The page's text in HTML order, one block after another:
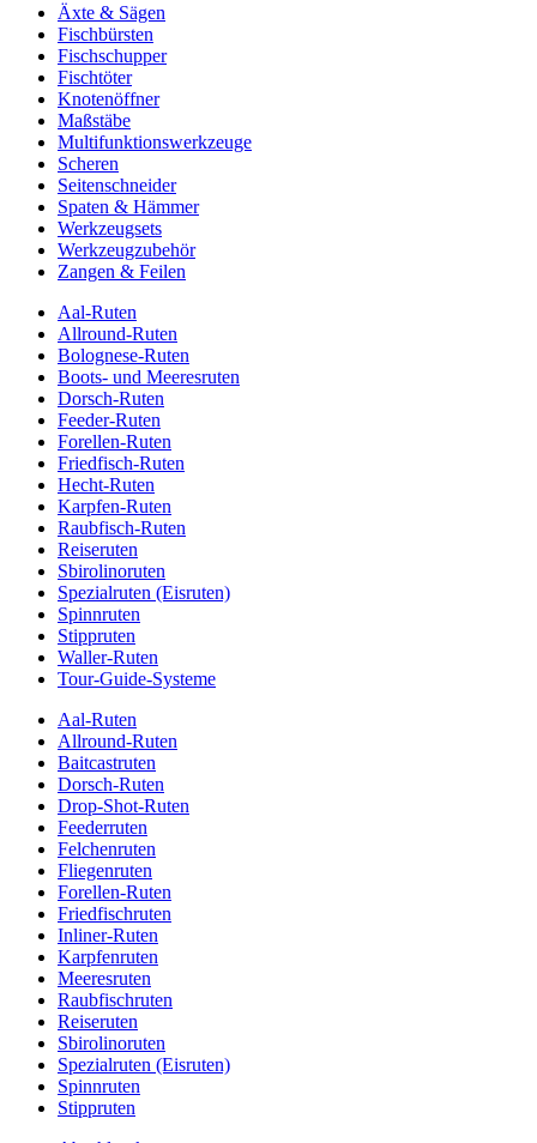
Äxte & Sägen
Fischbürsten
Fischschupper
Fischtöter
Knotenöffner
Maßstäbe
Multifunktionswerkzeuge
Scheren
Seitenschneider
Spaten & Hämmer
Werkzeugsets
Werkzeugzubehör
Zangen & Feilen
Aal-Ruten
Allround-Ruten
Bolognese-Ruten
Boots- und Meeresruten
Dorsch-Ruten
Feeder-Ruten
Forellen-Ruten
Friedfisch-Ruten
Hecht-Ruten
Karpfen-Ruten
Raubfisch-Ruten
Reiseruten
Sbirolinoruten
Spezialruten (Eisruten)
Spinnruten
Stippruten
Waller-Ruten
Tour-Guide-Systeme
Aal-Ruten
Allround-Ruten
Baitcastruten
Dorsch-Ruten
Drop-Shot-Ruten
Feederruten
Felchenruten
Fliegenruten
Forellen-Ruten
Friedfischruten
Inliner-Ruten
Karpfenruten
Meeresruten
Raubfischruten
Reiseruten
Sbirolinoruten
Spezialruten (Eisruten)
Spinnruten
Stippruten